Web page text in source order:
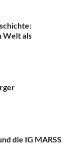
Welt als
die IG MARSS